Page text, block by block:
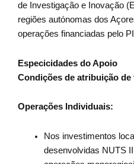
de Investigação e Inovação
regiões autónomas dos
operações financiadas pelo
Especicidades do Apoio
Condições de atribuição
Operações Individuais:
Nos investimentos
desenvolvidas NUTS